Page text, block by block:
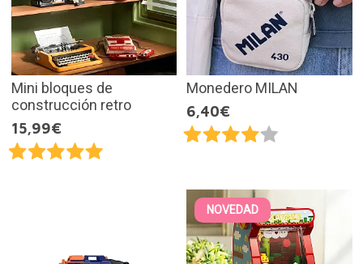
Mini bloques de
construcción retro
15,99€
Monedero MILAN
6,40€
NOVEDAD